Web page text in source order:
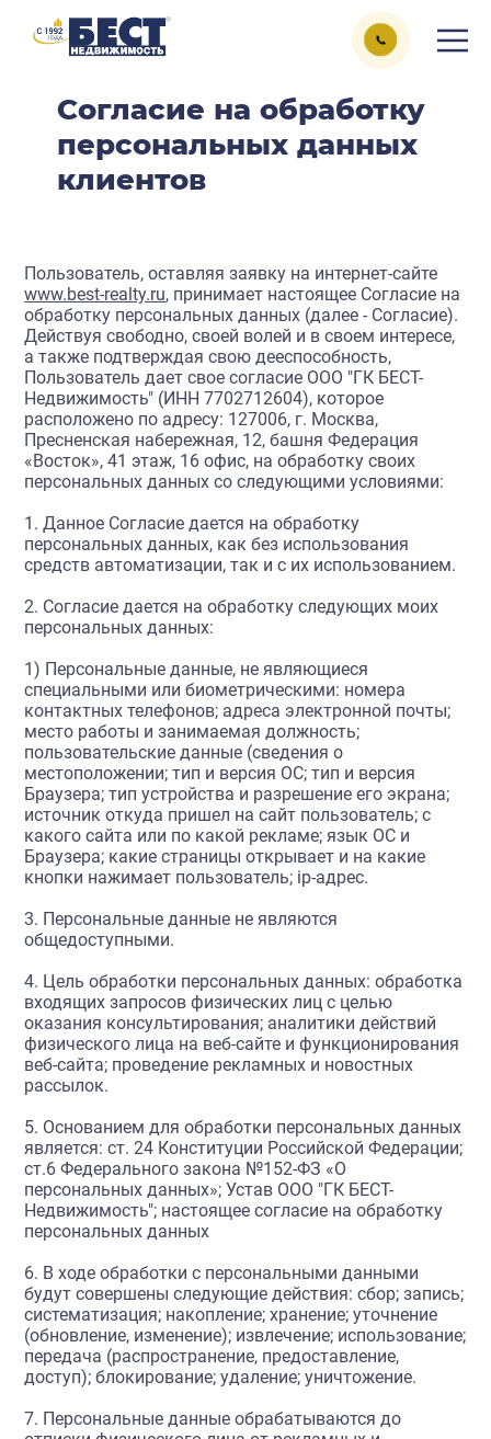
Согласие на обработку
персональных данных
клиентов
Пользователь, оставляя заявку на интернет-сайте
www.best-realty.ru, принимает настоящее Согласие на
обработку персональных данных (далее - Согласие).
Действуя свободно, своей волей и в своем интересе,
а также подтверждая свою дееспособность,
Пользователь дает свое согласие ООО "ГК БЕСТ-
Недвижимость" (ИНН 7702712604), которое
расположено по адресу: 127006, г. Москва,
Пресненская набережная, 12, башня Федерация
«Восток», 41 этаж, 16 офис, на обработку своих
персональных данных со следующими условиями:
1. Данное Согласие дается на обработку
персональных данных, как без использования
средств автоматизации, так и с их использованием.
2. Согласие дается на обработку следующих моих
персональных данных:
1) Персональные данные, не являющиеся
специальными или биометрическими: номера
контактных телефонов; адреса электронной почты;
место работы и занимаемая должность;
пользовательские данные (сведения о
местоположении; тип и версия ОС; тип и версия
Браузера; тип устройства и разрешение его экрана;
источник откуда пришел на сайт пользователь; с
какого сайта или по какой рекламе; язык ОС и
Браузера; какие страницы открывает и на какие
кнопки нажимает пользователь; ip-адрес.
3. Персональные данные не являются
общедоступными.
4. Цель обработки персональных данных: обработка
входящих запросов физических лиц с целью
оказания консультирования; аналитики действий
физического лица на веб-сайте и функционирования
веб-сайта; проведение рекламных и новостных
рассылок.
5. Основанием для обработки персональных данных
является: ст. 24 Конституции Российской Федерации;
ст.6 Федерального закона №152-ФЗ «О
персональных данных»; Устав ООО "ГК БЕСТ-
Недвижимость"; настоящее согласие на обработку
персональных данных
6. В ходе обработки с персональными данными
будут совершены следующие действия: сбор; запись;
систематизация; накопление; хранение; уточнение
(обновление, изменение); извлечение; использование;
передача (распространение, предоставление,
доступ); блокирование; удаление; уничтожение.
7. Персональные данные обрабатываются до